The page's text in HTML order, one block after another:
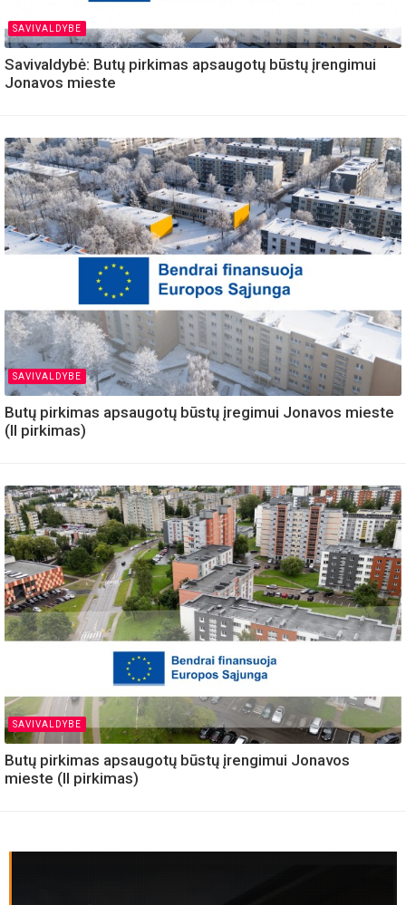
SAVIVALDYBE
Savivaldybė: Butų pirkimas apsaugotų būstų įrengimui
Jonavos mieste
SAVIVALDYBE
Butų pirkimas apsaugotų būstų įregimui Jonavos mieste
(II pirkimas)
SAVIVALDYBE
Butų pirkimas apsaugotų būstų įrengimui Jonavos
mieste (II pirkimas)